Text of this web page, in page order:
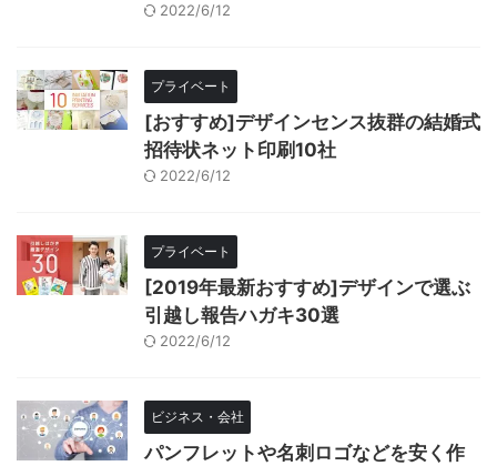
2022/6/12
プライベート
[おすすめ]デザインセンス抜群の結婚式
招待状ネット印刷10社
2022/6/12
プライベート
[2019年最新おすすめ]デザインで選ぶ
引越し報告ハガキ30選
2022/6/12
ビジネス・会社
パンフレットや名刺ロゴなどを安く作